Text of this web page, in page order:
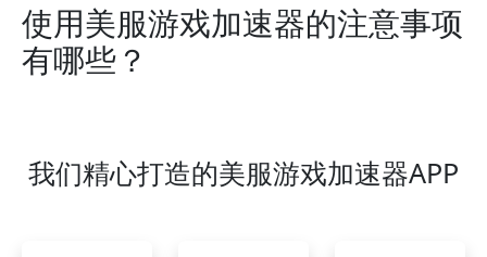
使用美服游戏加速器的注意事项
有哪些？
我们精心打造的美服游戏加速器APP